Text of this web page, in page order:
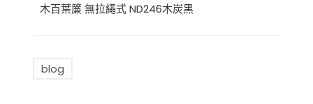
木百葉簾 無拉繩式 ND246木炭黑
blog